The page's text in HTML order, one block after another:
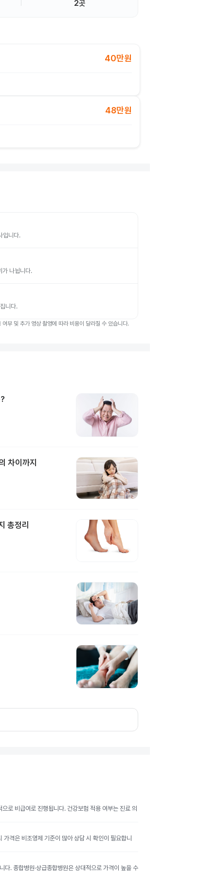
2곳
40만원
48만원
입니다.
가 나뉩니다.
니다.
부 및 추가 영상 촬영에 따라 비용이 달라질 수 있습니다.
차이까지
총정리
로 비급여로 진행됩니다. 건강보험 적용 여부는 진료 의
격은 비조영제 기준이 많아 상담 시 확인이 필요합니
. 종합병원·상급종합병원은 상대적으로 가격이 높을 수